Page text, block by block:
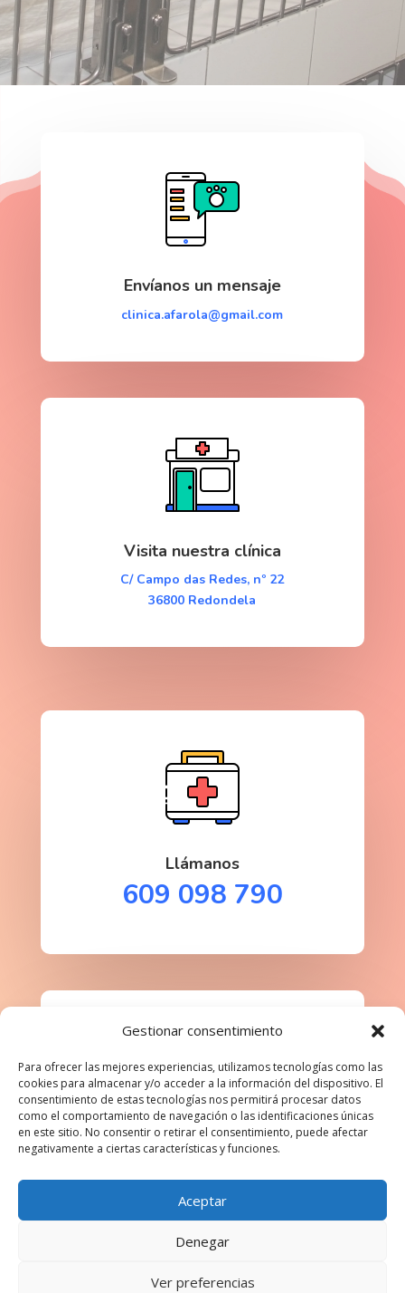
Gestionar consentimiento
Para ofrecer las mejores experiencias, utilizamos tecnologías como las
cookies para almacenar y/o acceder a la información del dispositivo. El
consentimiento de estas tecnologías nos permitirá procesar datos
como el comportamiento de navegación o las identificaciones únicas
en este sitio. No consentir o retirar el consentimiento, puede afectar
negativamente a ciertas características y funciones.
Aceptar
Denegar
Ver preferencias
Envíanos un mensaje
clinica.afarola@gmail.com
Visita nuestra clínica
C/ Campo das Redes, nº 22
36800 Redondela
Llámanos
609 098 790
Síguenos
Politica de privacidad